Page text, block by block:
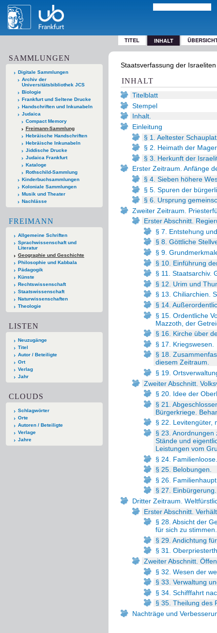
TITEL INHALT
SAMMLUNGEN
Digitale Sammlungen
Archiv der
Universitätsbibliothek JCS
Biologie
Frankfurt und Seltene Drucke
Handschriften und Inkunabeln
Judaica
Compact Memory
Freimann-Sammlung
Hebräische Handschriften
Hebräische Inkunabeln
Jiddische Drucke
Judaica Frankfurt
Kataloge
Rothschild-Sammlung
Kinderbuchsammlungen
Koloniale Sammlungen
Musik und Theater
Nachlässe
FREIMANN
Allgemeine Schriften
Sprachwissenschaft und
Literatur
Geographie und Geschichte
Philosophie und Kabbala
Pädagogik
Künste
Rechtswissenschaft
Staatswissenschaft
Naturwissenschaften
Theologie
LISTEN
Neuzugänge
Titel
Autor / Beteiligte
Ort
Verlag
Jahr
CLOUDS
Schlagwörter
Orte
Autoren / Beteiligte
Verlage
Jahre
Staatsverfassung der
INHALT
Titelblatt
Stempel
Inhalt.
Einleitung
§ 1. Aeltester
§ 2. Heimath der
§ 3. Herkunft der
Erster Zeitraum. Anfänge
§ 4. Sieben höhere
§ 5. Spuren der
§ 6. Ursprung
Zweiter Zeitraum.
Erster Abschnitt.
§ 7. Entstehung
§ 8. Göttliche
§ 9.
§ 10. Einführung
§ 11. Staatsarchiv.
§ 12. Urim und
§ 13. Chiliarchien.
§ 14.
§ 15. Ordentliche
Mazzoth, der
§ 16. Kirche über
§ 17. Kriegswesen.
§ 18.
diesem Zeitraum.
§ 19.
Zweiter Abschnitt.
§ 20. Idee der
§ 21.
Bürgerkriege.
§ 22. Levitengüter,
§ 23.
Stände und
Leistungen vom
§ 24. Familienloose.
§ 25. Belobungen.
§ 26.
§ 27. Einbürgerung.
Dritter Zeitraum.
Erster Abschnitt.
§ 28. Absicht der
für sich zu stimmen.
§ 29. Andichtung
§ 31.
Zweiter Abschnitt.
§ 32. Wesen der
§ 33. Verwaltung
§ 34. Schifffahrt
§ 35. Theilung des
Nachträge und